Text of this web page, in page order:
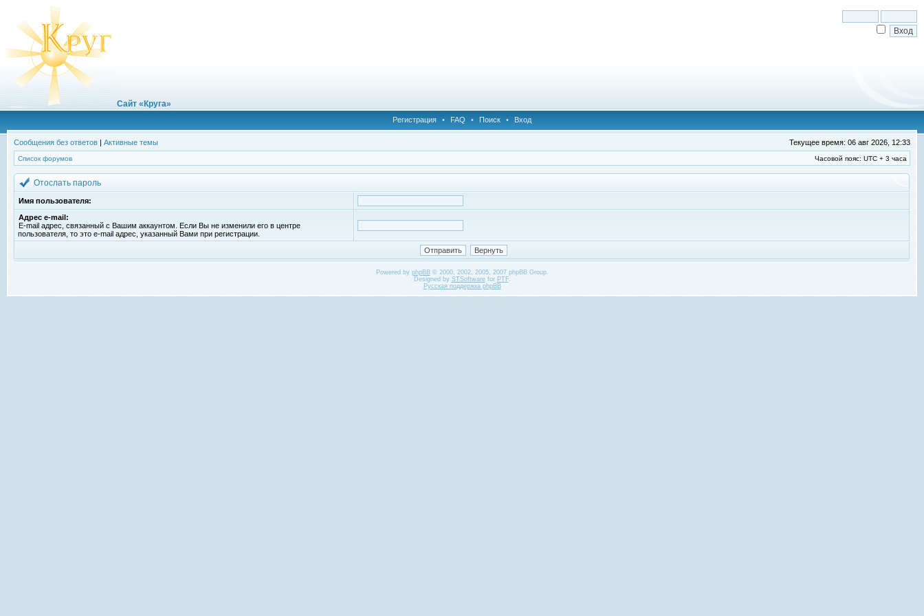
Сайт «Круга»
Регистрация • FAQ • Поиск • Вход
Сообщения без ответов | Активные темы Текущее время: 06 авг 2026, 12:33
Список форумов Часовой пояс: UTC + 3 часа
Отослать пароль
Имя пользователя:
Адрес e-mail:
E-mail адрес, связанный с Вашим аккаунтом. Если Вы не изменили его в центре
пользователя, то это e-mail адрес, указанный Вами при регистрации.
Powered by phpBB© 2000, 2002, 2005, 2007 phpBB Group.
Designed by STSoftwarefor PTF.
Русская поддержка phpBB